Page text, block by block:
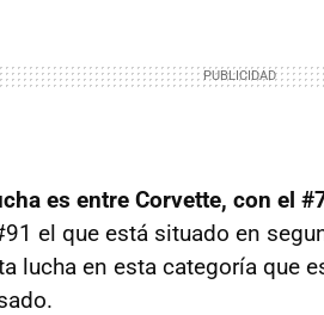
es entre Corvette, con el
el que está situado en
lucha en esta categoría que